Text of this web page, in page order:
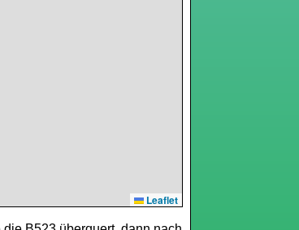
Leaflet